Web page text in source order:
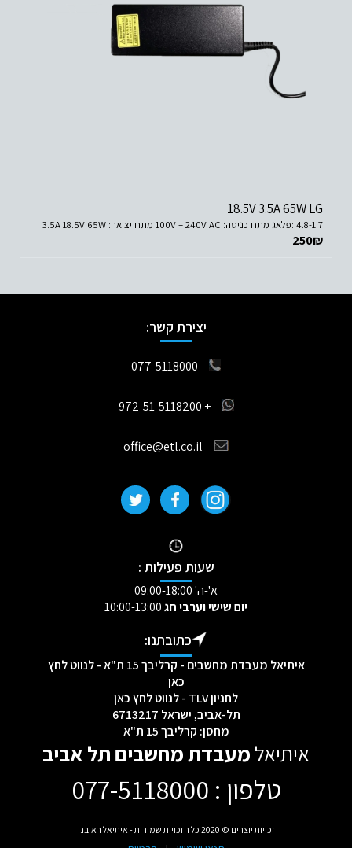
18.5V 3.5A 65W LG
4.8-1.7 :פלאג מתח כניסה: 100V – 240V AC מתח יציאה: 3.5A 18.5V 65W
250₪
יצירת קשר:
077-5118000
+ 972-51-5118200
office@etl.co.il
שעות פעילות :
א'-ה' 09:00-18:00
יום שישי וערבי חג
כתובתנו:
איתיאל מעבדת מחשבים - קרליבך 15 ת"א - לנווט לחץ
כאן
לחניון TLV - לנווט לחץ כאן
תל-אביב, ישראל 6713217
מחסן: קרליבך 15 ת"א
איתיאלמעבדת מחשבים תל אביב
טלפון : 077-5118000
זכויות יוצרים © 2020 כל הזכויות שמורות - איתיאל ראובני